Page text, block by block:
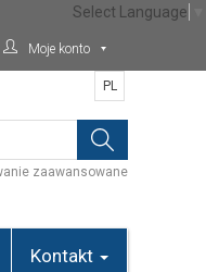
Moje konto
zaawansowane
PL
Kontakt
Select Language